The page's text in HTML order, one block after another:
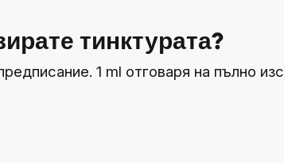
тинктурата?
1 ml отговаря на пълно